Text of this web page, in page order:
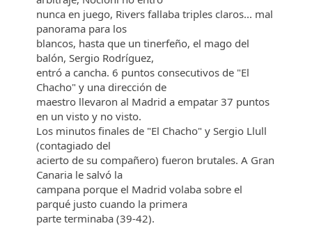
nunca en juego, Rivers fallaba triples claros... mal
panorama para los
blancos, hasta que un tinerfeño, el mago del
balón, Sergio Rodríguez,
entró a cancha. 6 puntos consecutivos de "El
Chacho" y una dirección de
maestro llevaron al Madrid a empatar 37 puntos
en un visto y no visto.
Los minutos finales de "El Chacho" y Sergio Llull
(contagiado del
acierto de su compañero) fueron brutales. A Gran
Canaria le salvó la
campana porque el Madrid volaba sobre el
parqué justo cuando la primera
parte terminaba (39-42).